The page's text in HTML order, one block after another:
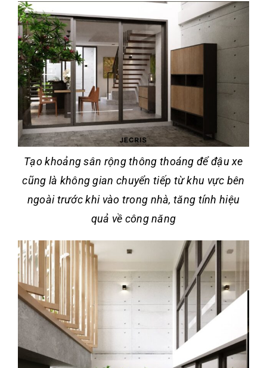
Tạo khoảng sân rộng thông thoáng để đậu xe
cũng là không gian chuyển tiếp từ khu vực bên
ngoài trước khi vào trong nhà, tăng tính hiệu
quả về công năng